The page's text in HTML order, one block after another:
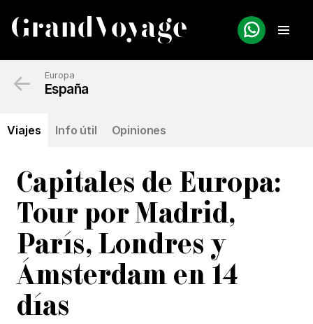
Europa
España
Viajes Info útil Opiniones
←
Capitales de Europa:
Tour por Madrid,
París, Londres y
Ámsterdam en 14
días